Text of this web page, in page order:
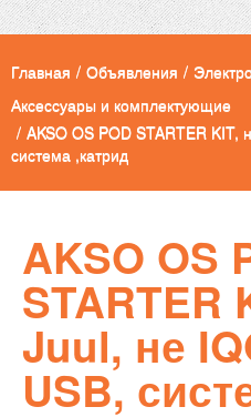
Главная / Объявления /
Аксессуары и комплектующие
/ AKSO OS POD STARTER KIT,
система ,катрид
AKSO OS
STARTER
Juul, не
USB,